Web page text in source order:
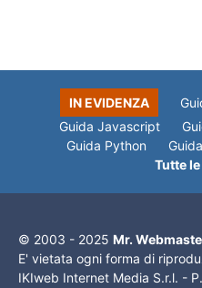
IN EVIDENZA
Guida Javascript
Guida Python
Tutte
© 2003 - 2025 Mr.
E' vietata ogni forma di
IKIweb Internet Media S.r.l. -